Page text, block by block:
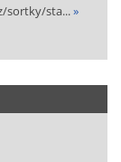
sortky/sta...»